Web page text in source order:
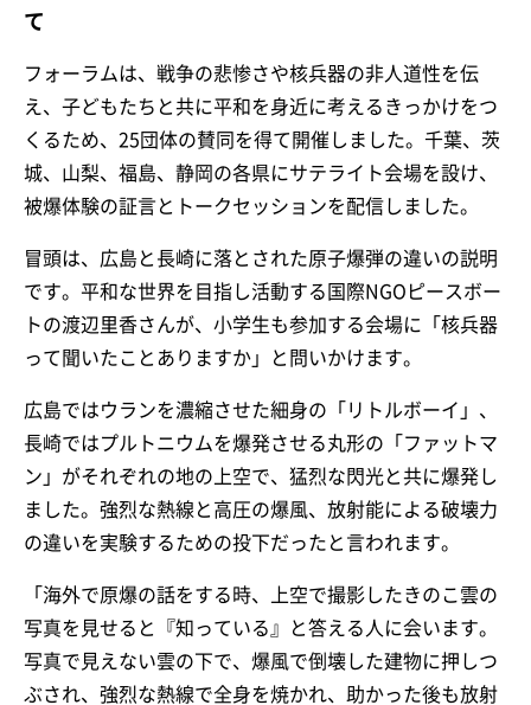
て
フォーラムは、戦争の悲惨さや核兵器の非人道性を伝
え、子どもたちと共に平和を身近に考えるきっかけをつ
くるため、25団体の賛同を得て開催しました。千葉、茨
城、山梨、福島、静岡の各県にサテライト会場を設け、
被爆体験の証言とトークセッションを配信しました。
冒頭は、広島と長崎に落とされた原子爆弾の違いの説明
です。平和な世界を目指し活動する国際NGOピースボー
トの渡辺里香さんが、小学生も参加する会場に「核兵器
って聞いたことありますか」と問いかけます。
広島ではウランを濃縮させた細身の「リトルボーイ」、
長崎ではプルトニウムを爆発させる丸形の「ファットマ
ン」がそれぞれの地の上空で、猛烈な閃光と共に爆発し
ました。強烈な熱線と高圧の爆風、放射能による破壊力
の違いを実験するための投下だったと言われます。
「海外で原爆の話をする時、上空で撮影したきのこ雲の
写真を見せると『知っている』と答える人に会います。
写真で見えない雲の下で、爆風で倒壊した建物に押しつ
ぶされ、強烈な熱線で全身を焼かれ、助かった後も放射